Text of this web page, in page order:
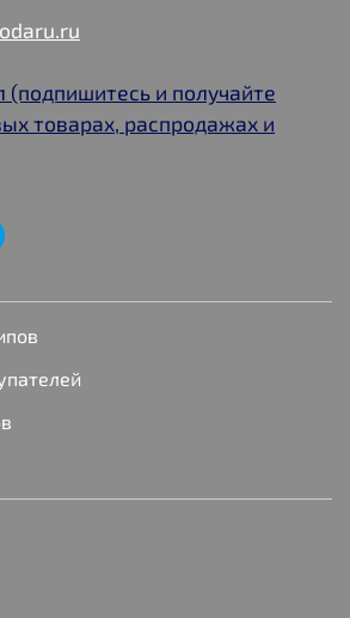
(подпишитесь и получайте
товарах, распродажах и